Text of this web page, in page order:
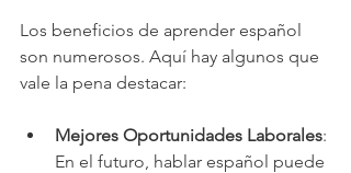
Los beneficios de aprender español
son numerosos. Aquí hay algunos que
vale la pena destacar:
Mejores Oportunidades Laborales:
En el futuro, hablar español puede